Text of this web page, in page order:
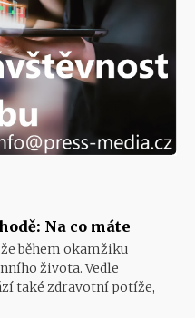
Na co máte
během okamžiku
života. Vedle
také zdravotní potíže,